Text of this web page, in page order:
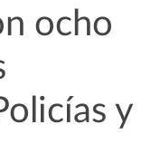
ocho
y